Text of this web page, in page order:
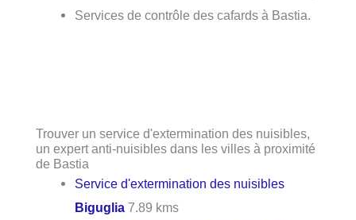
Services de contrôle des cafards à Bastia.
Trouver un service d'extermination des nuisibles,
un expert anti-nuisibles dans les villes à proximité
de Bastia
Service d'extermination des nuisibles
Biguglia 7.89 kms